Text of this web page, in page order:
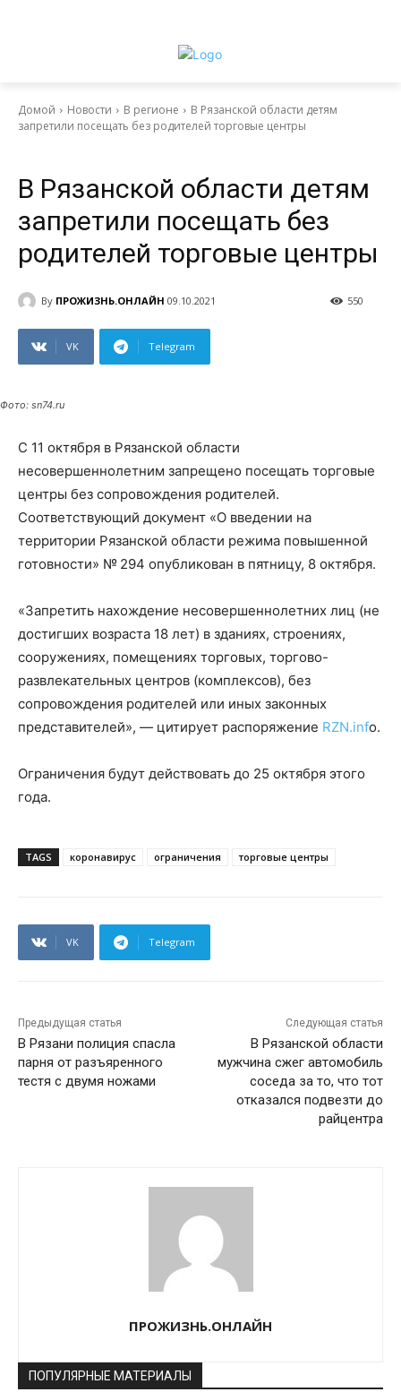
Домой Новости В регионе
В Рязанской области детям
запретили посещать без родителей торговые центры
В Рязанской области детям
запретили посещать без
родителей торговые центры
By ПРОЖИЗНЬ.ОНЛАЙН 09.10.2021 550
VK Telegram
Фото: sn74.ru
С 11 октября в Рязанской области
несовершеннолетним запрещено посещать торговые
центры без сопровождения родителей.
Соответствующий документ «О введении на
территории Рязанской области режима повышенной
готовности» № 294 опубликован в пятницу, 8 октября.
«Запретить нахождение несовершеннолетних лиц (не
достигших возраста 18 лет) в зданиях, строениях,
сооружениях, помещениях торговых, торгово-
развлекательных центров (комплексов), без
сопровождения родителей или иных законных
представителей», — цитирует распоряжение RZN.info.
Ограничения будут действовать до 25 октября этого
года.
TAGS коронавирус ограничения торговые центры
VK Telegram
Предыдущая статья
В Рязани полиция спасла
парня от разъяренного
тестя с двумя ножами
Следующая статья
В Рязанской области
мужчина сжег автомобиль
соседа за то, что тот
отказался подвезти до
райцентра
ПРОЖИЗНЬ.ОНЛАЙН
ПОПУЛЯРНЫЕ МАТЕРИАЛЫ